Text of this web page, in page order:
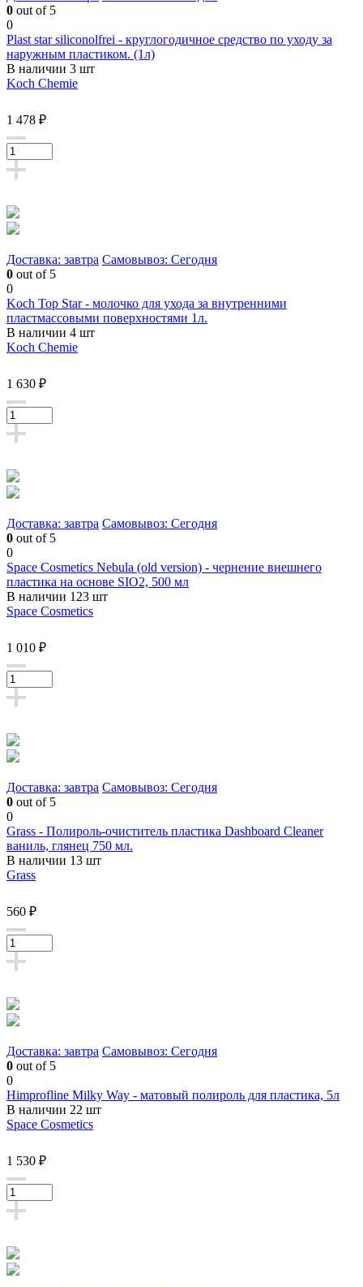
0 out of 5
0
Plast star siliconolfrei - круглогодичное средство по уходу за
наружным пластиком. (1л)
В наличии 3 шт
Koch Chemie
1 478 ₽
Доставка: завтра Самовывоз: Сегодня
0 out of 5
0
Koch Top Star - молочко для ухода за внутренними
пластмассовыми поверхностями 1л.
В наличии 4 шт
Koch Chemie
1 630 ₽
Доставка: завтра Самовывоз: Сегодня
0 out of 5
0
Space Cosmetics Nebula (old version) - чернение внешнего
пластика на основе SIO2, 500 мл
В наличии 123 шт
Space Cosmetics
1 010 ₽
Доставка: завтра Самовывоз: Сегодня
0 out of 5
0
Grass - Полироль-очиститель пластика Dashboard Cleaner
ваниль, глянец 750 мл.
В наличии 13 шт
Grass
560 ₽
Доставка: завтра Самовывоз: Сегодня
0 out of 5
0
Himprofline Milky Way - матовый полироль для пластика, 5л
В наличии 22 шт
Space Cosmetics
1 530 ₽